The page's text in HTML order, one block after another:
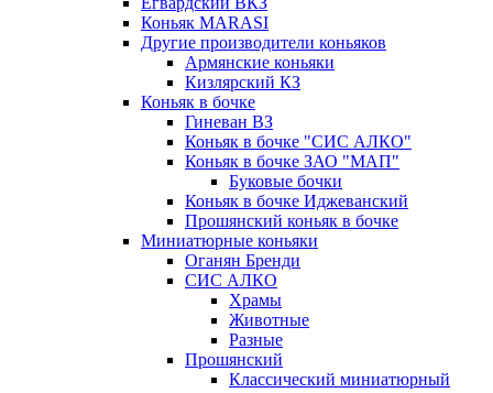
Коньяк MARASI
Другие производители коньяков
Армянские коньяки
Кизлярский КЗ
Коньяк в бочке
Гиневан ВЗ
Коньяк в бочке "СИС АЛКО"
Коньяк в бочке ЗАО "МАП"
Буковые бочки
Коньяк в бочке Иджеванский
Прошянский коньяк в бочке
Миниатюрные коньяки
Оганян Бренди
СИС АЛКО
Храмы
Животные
Разные
Прошянский
Классический миниатюрный